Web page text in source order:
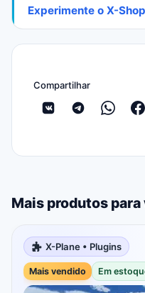
Experimente o X-
Compartilhar
Mais produtos para
X-Plane • Plugins
Mais vendido Em